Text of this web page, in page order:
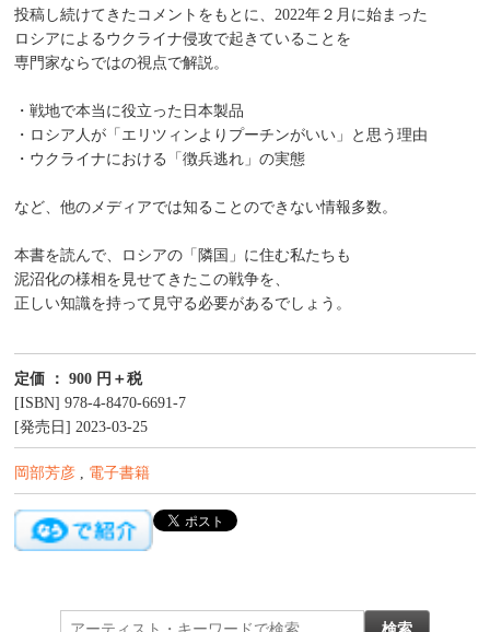
投稿し続けてきたコメントをもとに、2022年２月に始まった
ロシアによるウクライナ侵攻で起きていることを
専門家ならではの視点で解説。
・戦地で本当に役立った日本製品
・ロシア人が「エリツィンよりプーチンがいい」と思う理由
・ウクライナにおける「徴兵逃れ」の実態
など、他のメディアでは知ることのできない情報多数。
本書を読んで、ロシアの「隣国」に住む私たちも
泥沼化の様相を見せてきたこの戦争を、
正しい知識を持って見守る必要があるでしょう。
定価 ： 900 円＋税
[ISBN] 978-4-8470-6691-7
[発売日] 2023-03-25
岡部芳彦 電子書籍